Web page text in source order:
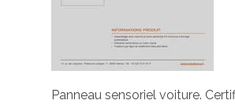
Panneau sensoriel voiture.